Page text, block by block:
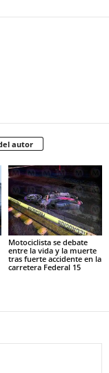
autor
Motociclista se debate
entre la vida y la muerte
tras fuerte accidente en la
carretera Federal 15